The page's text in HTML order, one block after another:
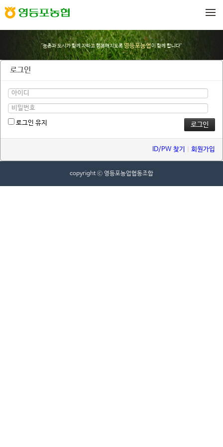
"농촌과 도시가 함께 자라고 행복해지도록영등포농협이 함께 합니다"
로그인
로그인 유지
ID/PW 찾기 회원가입
copyright ⓒ 영등포농업협동조합